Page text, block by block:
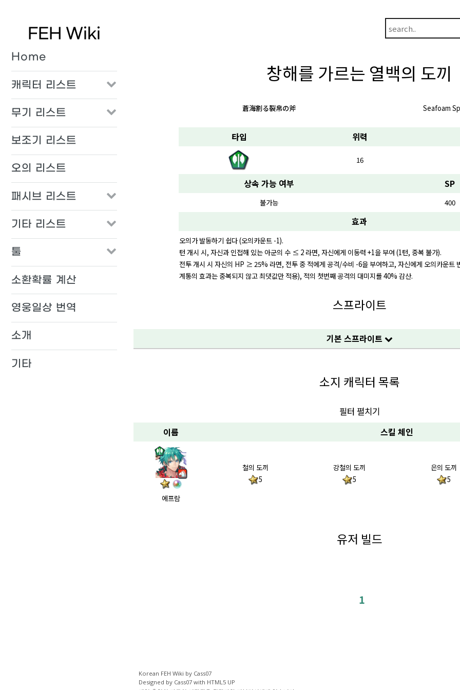
FEH Wiki
Home
캐릭터 리스트
무기 리스트
보조기 리스트
오의 리스트
패시브 리스트
기타 리스트
툴
소환확률 계산
영웅일상 번역
소개
기타
창해를 가르는 열백의 도끼
蒼海割る裂帛の斧 Seafoam
타입 위력
16
상속 가능 여부 SP
불가능 400
효과
오의가 발동하기 쉽다 (오의카운트 -1).
턴 개시 시, 자신과 인접해 있는 아군의 수 ≤ 2 라면, 자신에게 이동력 +1을 부여 (1턴, 중복 불가).
전투 개시 시 자신의 HP ≥ 25% 라면, 전투 중 적에게 공격/수비 -6을 부여하고, 자신에게 오의카운트
계통의 효과는 중복되지 않고 최댓값만 적용), 적의 첫번째 공격의 대미지를 40% 감산.
스프라이트
기본 스프라이트
소지 캐릭터 목록
필터 펼치기
이름
스킬 체인
에프람
철의 도끼
5
강철의 도끼
5
은의 도끼
5
유저 빌드
1
Korean FEH Wiki by Cass07
Designed by Cass07 with HTML5 UP